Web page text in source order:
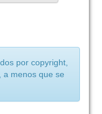
por copyright,
a menos que se